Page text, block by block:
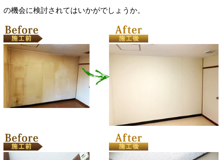
の機会に検討されてはいかがでしょうか。